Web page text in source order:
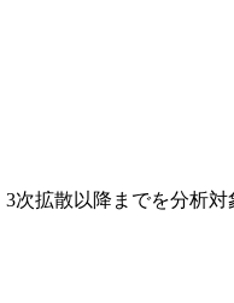
次拡散以降までを分析